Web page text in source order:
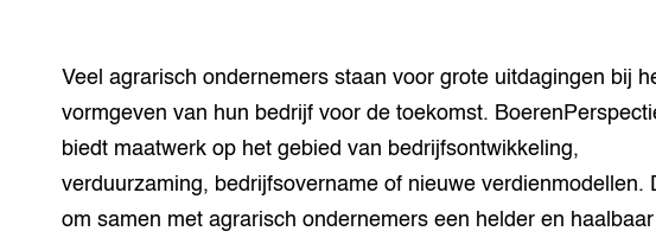
Veel agrarisch ondernemers staan voor grote uitdagingen bij
vormgeven van hun bedrijf voor de toekomst.
biedt maatwerk op het gebied van bedrijfsontwikkeling,
verduurzaming, bedrijfsovername of nieuwe verdienmodellen.
om samen met agrarisch ondernemers een helder en haalbaar